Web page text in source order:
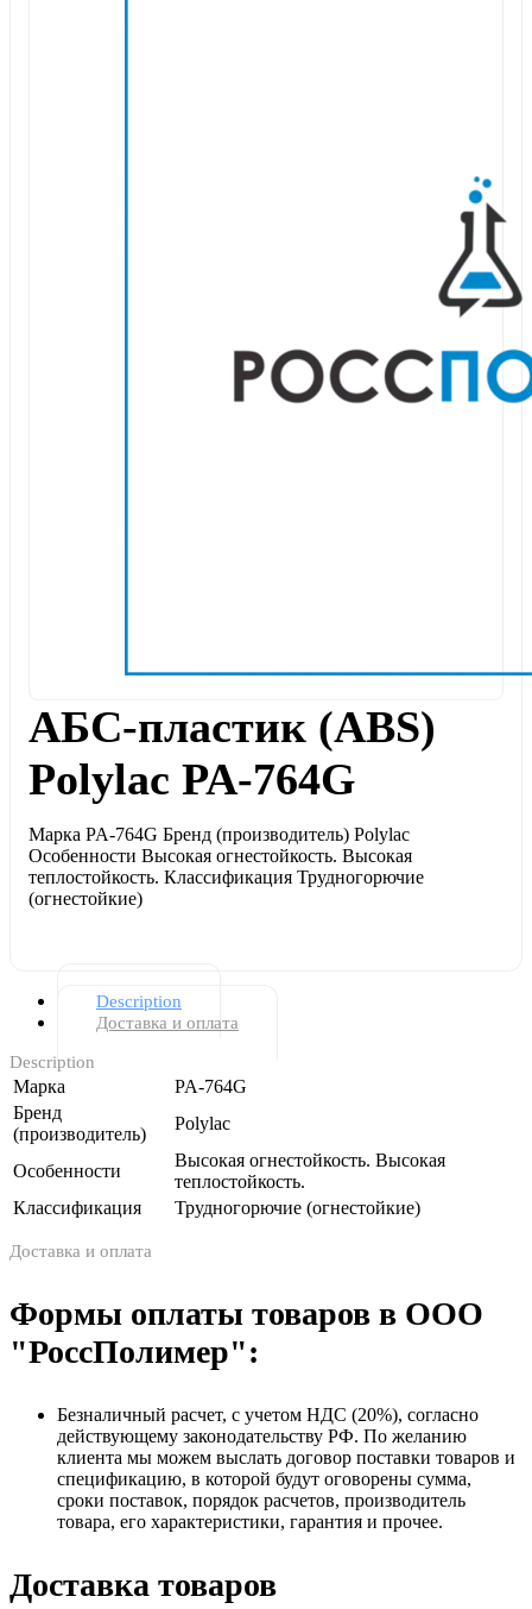
АБС-пластик (ABS)
Polylac PA-764G
Марка PA-764G Бренд (производитель) Polylac
Особенности Высокая огнестойкость. Высокая
теплостойкость. Классификация Трудногорючие
(огнестойкие)
Description
Доставка и оплата
Description
Марка
PA-764G
Бренд
(производитель)
Polylac
Особенности
Высокая огнестойкость. Высокая
теплостойкость.
Классификация
Трудногорючие (огнестойкие)
Доставка и оплата
Формы оплаты товаров в ООО
"РоссПолимер":
Безналичный расчет, с учетом НДС (20%), согласно
действующему законодательству РФ. По желанию
клиента мы можем выслать договор поставки товаров и
спецификацию, в которой будут оговорены сумма,
сроки поставок, порядок расчетов, производитель
товара, его характеристики, гарантия и прочее.
Доставка товаров